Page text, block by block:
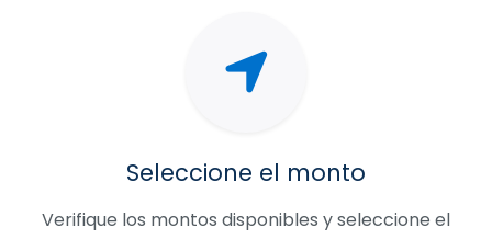
Seleccione el monto
Verifique los montos disponibles y seleccione el